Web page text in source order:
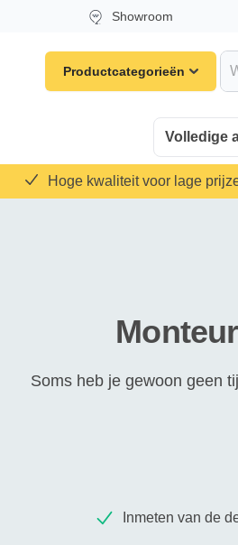
Showroom
Productcategorieën
Volledige
Hoge kwaliteit voor lage
Soms heb je gewoon geen
Inmeten van de